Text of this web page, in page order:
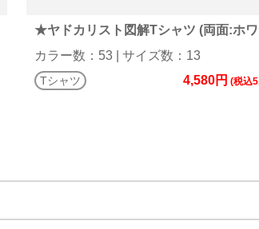
★ヤドカリスト図解Tシャツ (両面:ホ
カラー数：53 | サイズ数：13
Tシャツ 4,580円 (税込